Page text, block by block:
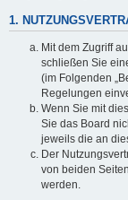
1.
Mit dem Zugriff
schließen Sie
(im Folgenden
Regelungen
Wenn Sie mit
Sie das Board
jeweils die an
Der
von beiden
werden.